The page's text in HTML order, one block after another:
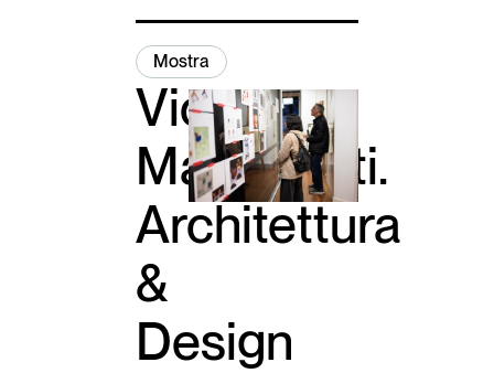
Mostra
Vico
Magistretti.
Architettura
&
Design